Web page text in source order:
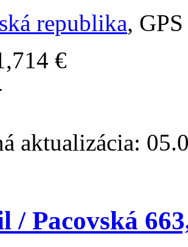
republika,
€
aktualizácia:
/ Pacovská